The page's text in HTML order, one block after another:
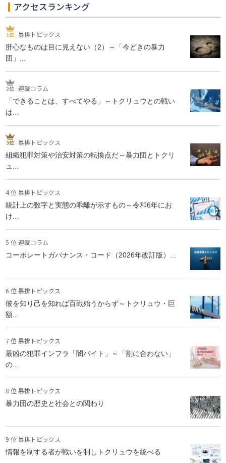
アクセスランキング
暴排トピックス
肝心なものは目に見えない（2）～「今どきの暴力
団」...
連載コラム
「できることは、すべてやる」～トクリュウとの戦い
は...
暴排トピックス
組織犯罪対策や治安対策の転換点だ～暴力団とトクリ
ュ...
4 位 暴排トピックス
統計上の数字と実態の乖離が示すもの～令和6年にお
け...
5 位 連載コラム
コーポレートガバナンス・コード（2026年改訂版）...
6 位 暴排トピックス
彼を知り己を知れば百戦殆うからず～トクリュウ・巨
額...
7 位 暴排トピックス
最凶の犯罪インフラ「闇バイト」～「割に合わない」
の...
8 位 暴排トピックス
暴力団の歴史と社会との関わり
9 位 暴排トピックス
情報を制する者が戦いを制しトクリュウを統べる